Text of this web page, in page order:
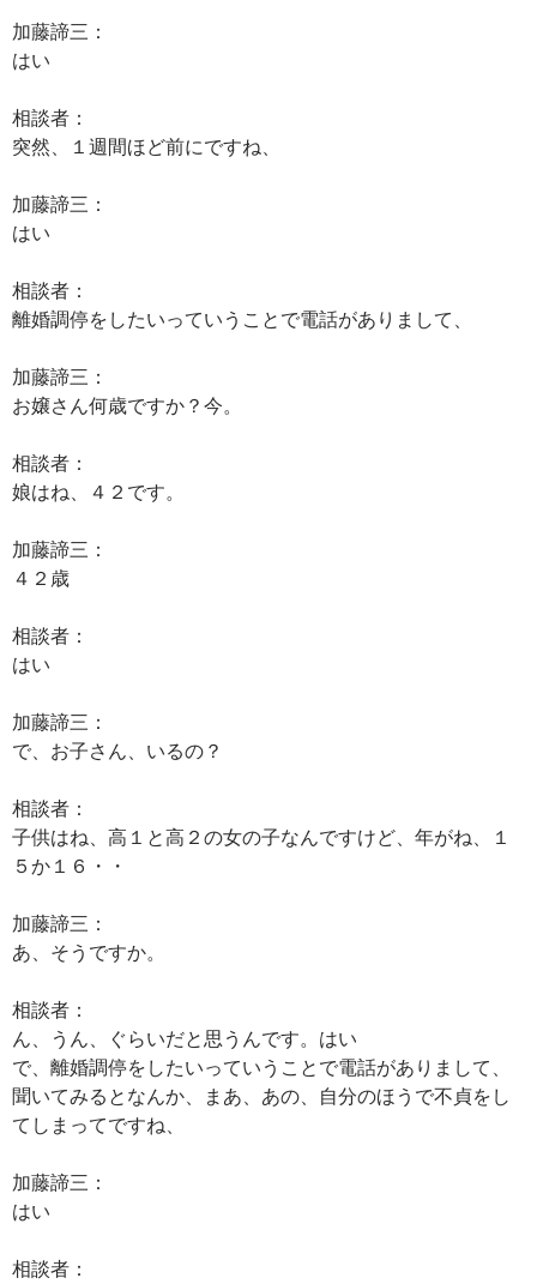
加藤諦三：
はい
相談者：
突然、１週間ほど前にですね、
加藤諦三：
はい
相談者：
離婚調停をしたいっていうことで電話がありまして、
加藤諦三：
お嬢さん何歳ですか？今。
相談者：
娘はね、４２です。
加藤諦三：
４２歳
相談者：
はい
加藤諦三：
で、お子さん、いるの？
相談者：
子供はね、高１と高２の女の子なんですけど、年がね、１
５か１６・・
加藤諦三：
あ、そうですか。
相談者：
ん、うん、ぐらいだと思うんです。はい
で、離婚調停をしたいっていうことで電話がありまして、
聞いてみるとなんか、まあ、あの、自分のほうで不貞をし
てしまってですね、
加藤諦三：
はい
相談者：